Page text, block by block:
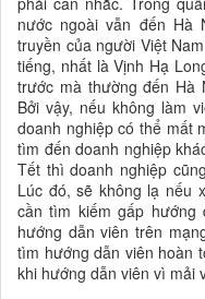
nước ngoài vẫn đến Hà
truyền của người Việt
tiếng, nhất là Vịnh Hạ
trước mà thường đến Hà
Bởi vậy, nếu không làm
doanh nghiệp có thể mất
tìm đến doanh nghiệp
Tết thì doanh nghiệp
Lúc đó, sẽ không lạ nếu
cần tìm kiếm gấp
hướng dẫn viên trên
tìm hướng dẫn viên hoàn
khi hướng dẫn viên vì mải